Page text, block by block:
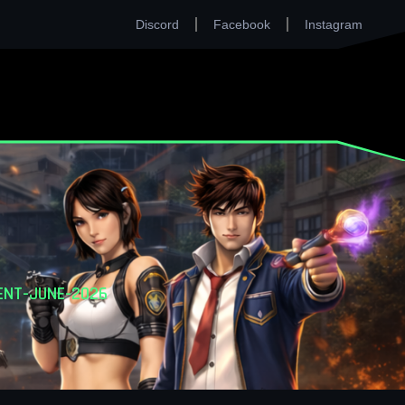
Discord Facebook Instagram
JUNE-2026